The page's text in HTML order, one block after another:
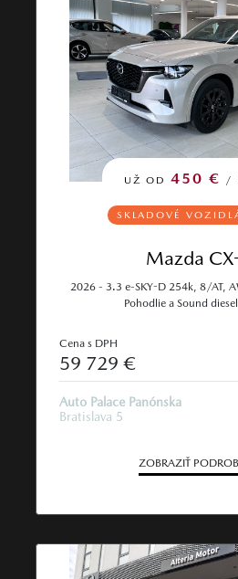
UŽ OD450 € /
SKLADOVÉ
Mazda
2026 - 3.3 e-SKY-D 254k, 8/AT,
Pohodlie a Sound
Cena s DPH
59 729 €
Auto Palace Panónska
Bratislava 5
ZOBRAZIŤ